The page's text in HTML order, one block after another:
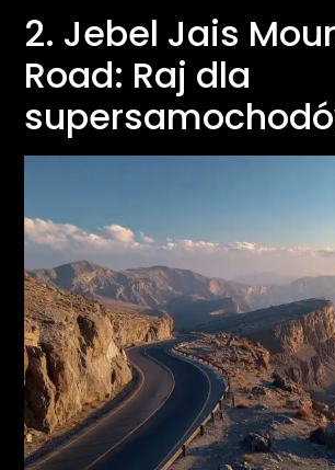
2. Jebel Jais
Road: Raj dla